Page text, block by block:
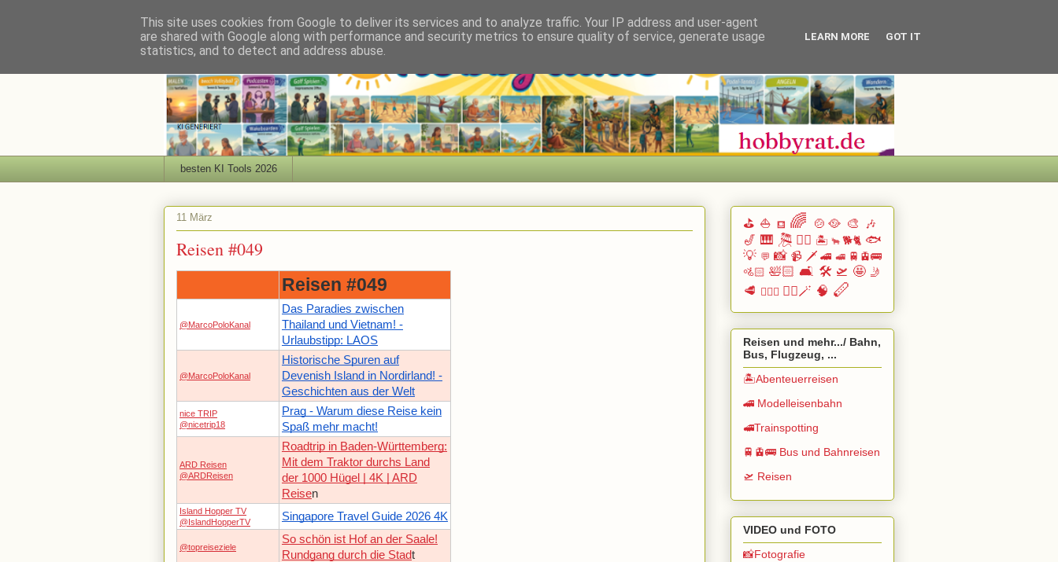
besten KI Tools 2026
11 März
Reisen #049
Reisen #049
@MarcoPoloKanal
Das Paradies zwischen
Thailand und Vietnam! -
Urlaubstipp: LAOS
@MarcoPoloKanal
Historische Spuren auf
Devenish Island in Nordirland! -
Geschichten aus der Welt
nice TRIP
@nicetrip18
Prag - Warum diese Reise kein
Spaß mehr macht!
ARD Reisen
@ARDReisen
Roadtrip in Baden-Württemberg:
Mit dem Traktor durchs Land
der 1000 Hügel | 4K | ARD
Reisen
Island Hopper TV
@IslandHopperTV
Singapore Travel Guide 2026 4K
@topreiseziele
So schön ist Hof an der Saale!
Rundgang durch die Stadt
⛳ ⛵ ⛾ 🌈 🍲🥘 🎨 🎶
🎷 🎹 🎘 🏄🏽 🏝️ 🐂 🐕🐈 🐟
💡 💬 📸 📹 🗡️ 🚄 🚅 🚆🚊🚌
🚵🏻 🛀🏻 🛋️ 🛠️ 🛫 🤩 🤳
🥩 🧗🏻‍♀️ 🧙‍♂️🪄 🧠 🪈
Reisen und mehr.../ Bahn,
Bus, Flugzeug, ...
🏝️Abenteuerreisen
🚄 Modelleisenbahn
🚅Trainspotting
🚆🚊🚌 Bus und Bahnreisen
🛫 Reisen
VIDEO und FOTO
📸Fotografie
This site uses cookies from Google to deliver its services and to analyze traffic. Your IP address and user-agent
are shared with Google along with performance and security metrics to ensure quality of service, generate usage
statistics, and to detect and address abuse.
LEARN MORE GOT IT